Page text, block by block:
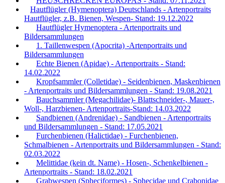
Hautflügler (Hymenoptera) Deutschlands - Artenportraits
Hautflügler, z.B. Bienen, Wespen- Stand: 19.12.2022
Hautflügler Hymenoptera - Artenportraits und
Bildersammlungen
1. Taillenwespen (Apocrita) -Artenportraits und
Bildersammlungen
Echte Bienen (Apidae) - Artenportraits - Stand:
14.02.2022
Kropfsammler (Colletidae) - Seidenbienen, Maskenbienen
- Artenportraits und Bildersammlungen - Stand: 19.08.2021
Bauchsammler (Megachilidae)- Blattschneider-, Mauer-,
Woll-, Harzbienen- Artenportraits-Stand: 14.03.2022
Sandbienen (Andrenidae) - Sandbienen - Artenportraits
und Bildersammlungen - Stand: 17.05.2021
Furchenbienen (Halictidae) - Furchenbienen,
Schmalbienen - Artenportraits und Bildersammlungen - Stand:
02.03.2022
Melittidae (kein dt. Name) - Hosen-, Schenkelbienen -
Artenportraits - Stand: 18.02.2021
Grabwespen (Spheciformes) - Sphecidae und Crabonidae